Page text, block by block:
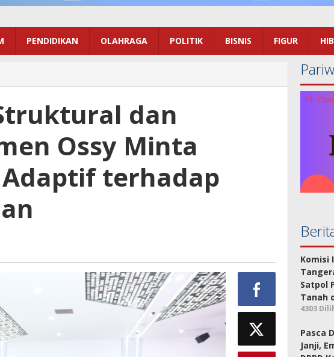
PENDIDIKAN OLAHRAGA POLITIK BISNIS FIGUR
dan
Ossy Minta
terhadap
Komisi
Satpol
Tanah
4303
Pasca
Janji,